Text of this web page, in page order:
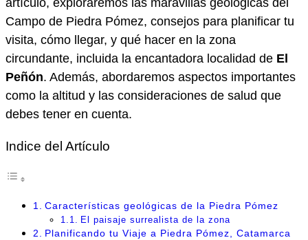
artículo, exploraremos las maravillas geológicas del
Campo de Piedra Pómez, consejos para planificar tu
visita, cómo llegar, y qué hacer en la zona
circundante, incluida la encantadora localidad de El
Peñón. Además, abordaremos aspectos importantes
como la altitud y las consideraciones de salud que
debes tener en cuenta.
Indice del Artículo
Características geológicas de la Piedra Pómez
El paisaje surrealista de la zona
Planificando tu Viaje a Piedra Pómez, Catamarca